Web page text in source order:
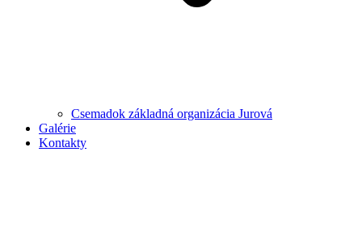
Csemadok základná organizácia Jurová
Galérie
Kontakty